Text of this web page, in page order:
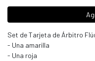
Set de Tarjeta de Árbitro
- Una amarilla
- Una roja